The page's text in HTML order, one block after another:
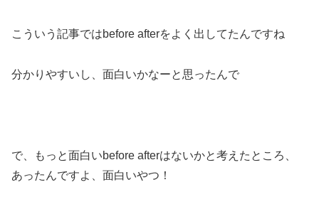
こういう記事ではbefore afterをよく出してたんですね
分かりやすいし、面白いかなーと思ったんで
で、もっと面白いbefore afterはないかと考えたところ、
あったんですよ、面白いやつ！